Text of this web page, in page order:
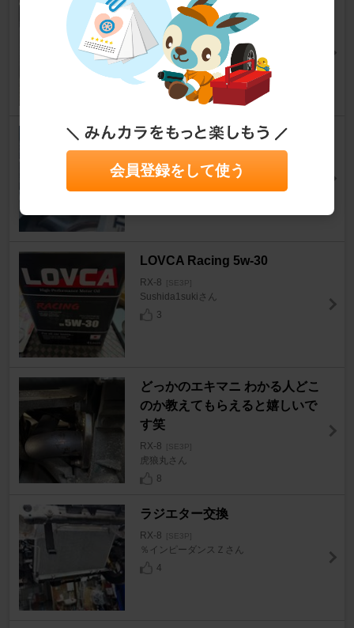
MICHELIN PILOT SPORT 4S
RX-8 [SE3P]
bellwoodさん
14
YOKOHAMA ADVAN FLEVA V
701
RX-8 [SE3P]
ほっくん@8さん
LOVCA Racing 5w-30
RX-8 [SE3P]
Sushida1sukiさん
3
どっかのエキマニ わかる人どこ
のか教えてもらえると嬉しいで
す笑
RX-8 [SE3P]
虎狼丸さん
8
ラジエター交換
RX-8 [SE3P]
％インピーダンスＺさん
4
会員登録をして使う